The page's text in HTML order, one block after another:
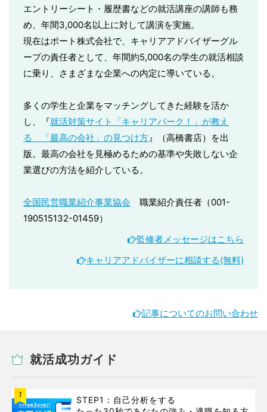
エントリーシート・履歴書などの就活講座の講師も務
め、年間3,000名以上に対して講演を実施。
現在はポート株式会社で、キャリアアドバイザーグル
ープの責任者として、年間約5,000名の学生の就活相談
に乗り、さまざまな企業への内定に導いている。
多くの学生と企業をマッチングしてきた経験を活か
し、『就活対策サイト「キャリアパーク！」が教え
る 「最高の会社」の見つけ方 』（高橋書店）を出
版。最高の会社を見極めるための基準や失敗しない企
業選びの方法を紹介している。
全国民営職業紹介事業協会 職業紹介責任者（001-
190515132-01459）
監修者メッセージはこちら
キャリアアドバイザーに相談する(無料)
記事についてのお問い合わせ
就活成功ガイド
1
STEP1：自己分析をする